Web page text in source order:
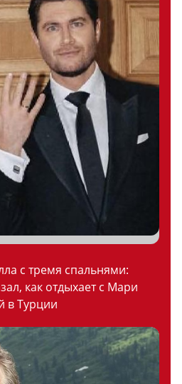
с тремя спальнями:
как отдыхает с Мари
в Турции